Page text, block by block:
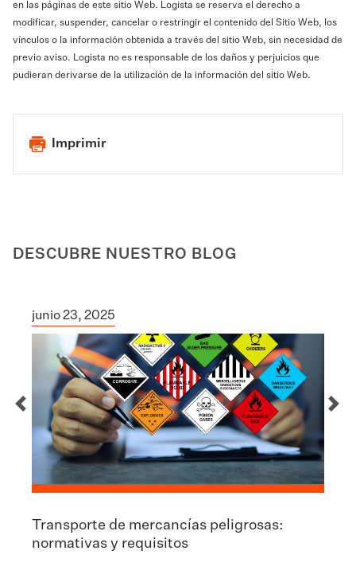
en las páginas de este sitio Web. Logista se reserva el derecho a
modificar, suspender, cancelar o restringir el contenido del Sitio Web, los
vínculos o la información obtenida a través del sitio Web, sin necesidad de
previo aviso. Logista no es responsable de los daños y perjuicios que
pudieran derivarse de la utilización de la información del sitio Web.
Imprimir
DESCUBRE NUESTRO BLOG
junio 23, 2025
Transporte de mercancías peligrosas:
normativas y requisitos